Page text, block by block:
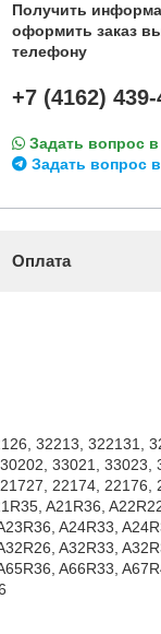
Получить
оформить заказ
телефону
+7 (4162) 439-
Задать вопрос в
Задать вопрос
Оплата
32213, 322131,
33021, 33023,
22174, 22176,
A21R36,
A24R33,
A32R33,
A66R33,